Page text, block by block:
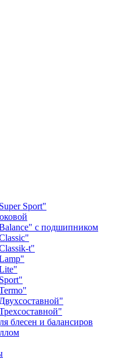
Sport"
с подшипником
t"
блесен и балансиров